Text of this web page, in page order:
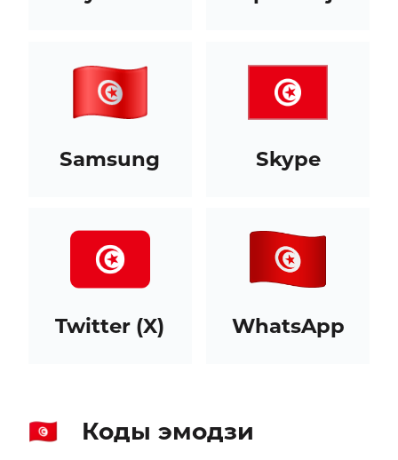
Samsung Skype
Twitter (X) WhatsApp
🇹🇳 Коды эмодзи